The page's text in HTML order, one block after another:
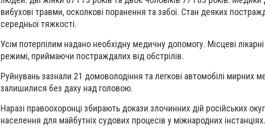
вибухові травми, осколкові поранення та забої. Стан деяких
середньої тяжкості.
Усім потерпілим надано необхідну медичну допомогу. Місцеві
режимі, приймаючи постраждалих від обстрілів.
Руйнувань зазнали 21 домоволодіння та легкові автомобілі мирних
залишилися без даху над головою.
Наразі правоохоронці збирають докази злочинних дій російських
населення для майбутніх судових процесів у міжнародних інстанціях.